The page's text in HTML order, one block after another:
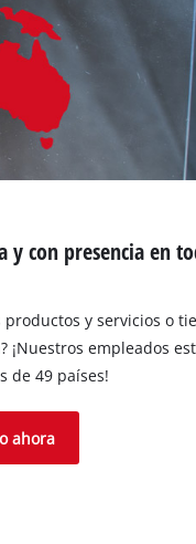
y con presencia en
productos y servicios o
¡Nuestros empleados
de 49 países!
ahora